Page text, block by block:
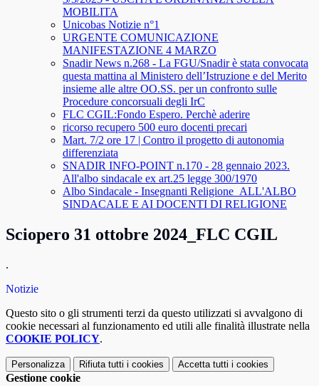
MOBILITA
Unicobas Notizie n°1
URGENTE COMUNICAZIONE
MANIFESTAZIONE 4 MARZO
Snadir News n.268 - La FGU/Snadir è stata convocata
questa mattina al Ministero dell’Istruzione e del Merito
insieme alle altre OO.SS. per un confronto sulle
Procedure concorsuali degli IrC
FLC CGIL:Fondo Espero. Perchè aderire
ricorso recupero 500 euro docenti precari
Mart. 7/2 ore 17 | Contro il progetto di autonomia
differenziata
SNADIR INFO-POINT n.170 - 28 gennaio 2023.
All'albo sindacale ex art.25 legge 300/1970
Albo Sindacale - Insegnanti Religione_ALL'ALBO
SINDACALE E AI DOCENTI DI RELIGIONE
Sciopero 31 ottobre 2024_FLC CGIL
.
Notizie
Questo sito o gli strumenti terzi da questo utilizzati si avvalgono di
cookie necessari al funzionamento ed utili alle finalità illustrate nella
COOKIE POLICY.
Personalizza Rifiuta tutti i cookies Accetta tutti i cookies
Gestione cookie